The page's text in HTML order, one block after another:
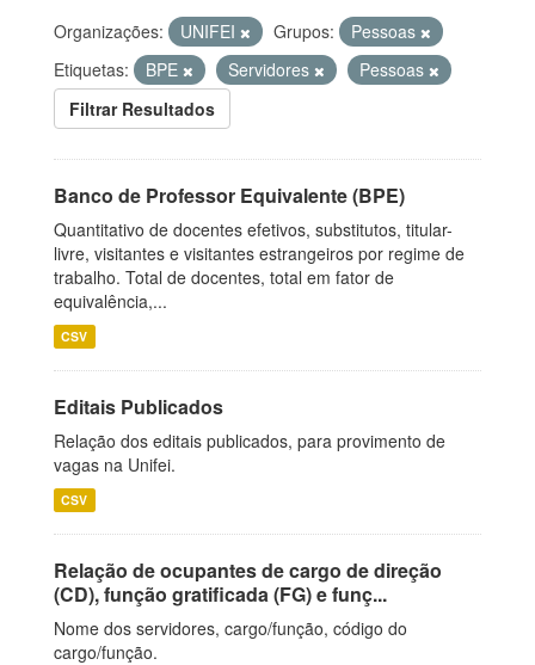
Organizações: UNIFEI Grupos:
Pessoas
Etiquetas:
BPE Servidores
Pessoas
Filtrar Resultados
Banco de Professor Equivalente (BPE)
Quantitativo de docentes efetivos, substitutos, titular-
livre, visitantes e visitantes estrangeiros por regime de
trabalho. Total de docentes, total em fator de
equivalência,...
CSV
Editais Publicados
Relação dos editais publicados, para provimento de
vagas na Unifei.
CSV
Relação de ocupantes de cargo de direção
(CD), função gratificada (FG) e funç...
Nome dos servidores, cargo/função, código do
cargo/função.